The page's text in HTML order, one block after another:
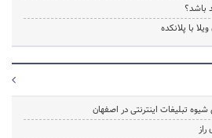
باشد؟
با پلانکده
تبلیغات اینترنتی در اصفهان